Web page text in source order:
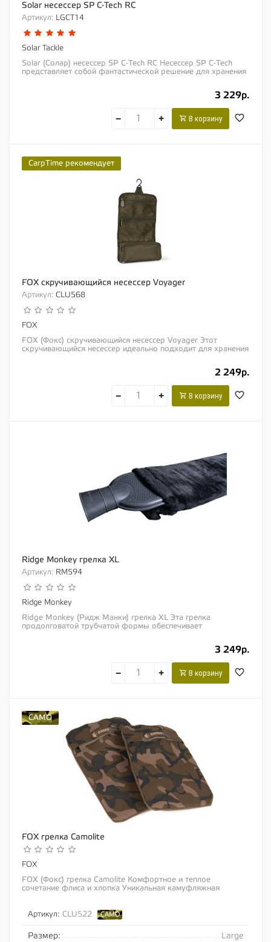
Solar несессер SP C-Tech RC
Артикул: LGCT14
Solar Tackle
Solar (Солар) несессер SP C-Tech RC Несессер SP C-Tech
представляет собой фантастической решение для хранения
3 229р.
− + В корзину
CarpTime рекомендует
FOX скручивающийся несессер Voyager
Артикул: CLU568
FOX
FOX (Фокс) скручивающийся несессер Voyager Этот
скручивающийся несессер идеально подходит для хранения
2 249р.
− + В корзину
Ridge Monkey грелка XL
Артикул: RM594
Ridge Monkey
Ridge Monkey (Ридж Манки) грелка XL Эта грелка
продолговатой трубчатой формы обеспечивает
3 249р.
− + В корзину
CAMO
FOX грелка Camolite
FOX
FOX (Фокс) грелка Camolite Комфортное и теплое
сочетание флиса и хлопка Уникальная камуфляжная
Артикул: CLU522 CAMO
Размер: Large